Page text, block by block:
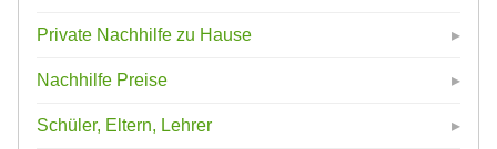
Private Nachhilfe zu Hause
Nachhilfe Preise
Schüler, Eltern, Lehrer